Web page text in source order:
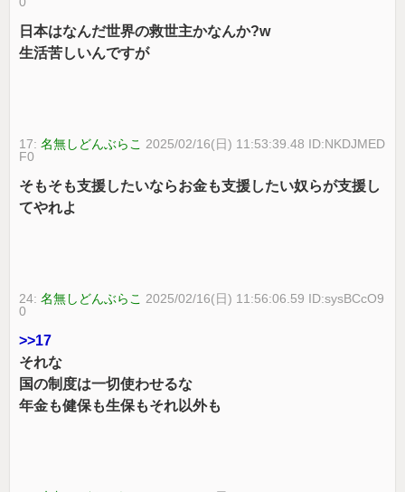
日本はなんだ世界の救世主かなんか?w
生活苦しいんですが
17:名無しどんぶらこ 2025/02/16(日) 11:53:39.48 ID:NKDJMED
F0
そもそも支援したいならお金も支援したい奴らが支援し
てやれよ
24:名無しどんぶらこ 2025/02/16(日) 11:56:06.59 ID:sysBCcO9
0
>>17
それな
国の制度は一切使わせるな
年金も健保も生保もそれ以外も